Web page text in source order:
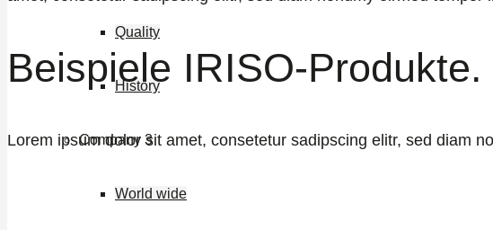
Quality
History
Company 3
World wide
Beispiele IRISO-Produkte.
Lorem ipsum dolor sit amet, consetetur sadipscing elitr, sed diam